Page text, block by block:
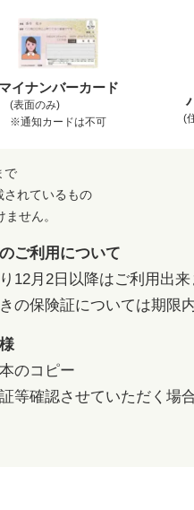
マイナンバーカード
(表面のみ)
※通知カードは不可
(
で
れているもの
せん。
ご利用について
12月2日以降はご利用出来
の保険証については期限
のコピー
等確認させていただく場